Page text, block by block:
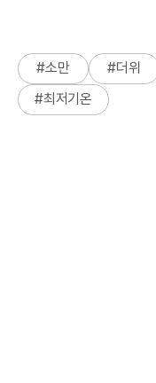
#소만 #더위
#최저기온